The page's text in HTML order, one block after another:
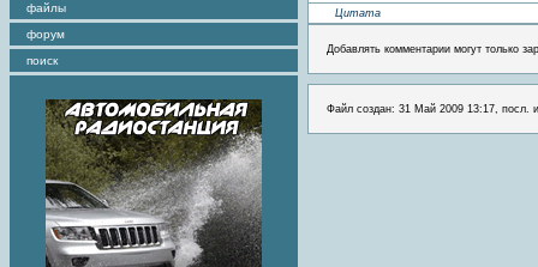
файлы
форум
поиск
Цитата
Добавлять комментарии могут только
Файл создан: 31 Май 2009 13:17, посл.